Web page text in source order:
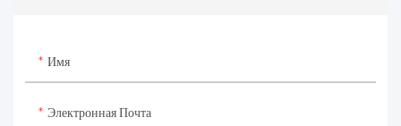
Имя
Электронная Почта